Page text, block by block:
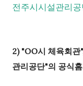
전주시시설관리
2) "OO시 체육회관
관리공단"의 공식